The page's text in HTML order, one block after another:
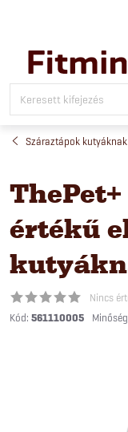
tartalomhoz
Száraztápok kutyáknak
értékű
Nincs
Kód: 561110005